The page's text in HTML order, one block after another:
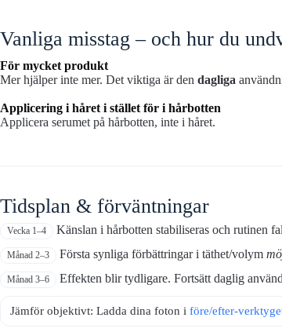
Vanliga misstag – och hur du
För mycket produkt
Mer hjälper inte mer. Det viktiga är den dagliga
Applicering i håret i stället för i hårbotten
Applicera serumet på hårbotten, inte i håret.
Tidsplan & förväntningar
Vecka 1–4 Känslan i hårbotten stabiliseras och rutinen
Månad 2–3 Första synliga förbättringar i täthet/volym
Månad 3–6 Effekten blir tydligare. Fortsätt daglig
Jämför objektivt: Ladda dina foton i före/efter-